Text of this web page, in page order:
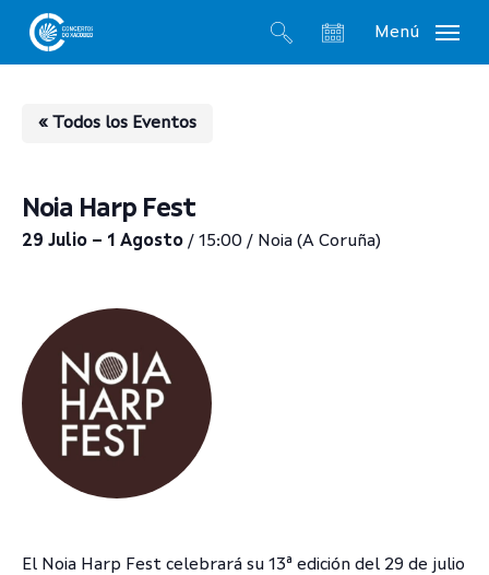
Menú
« Todos los Eventos
Noia Harp Fest
29 Julio – 1 Agosto / 15:00 / Noia (A Coruña)
El Noia Harp Fest celebrará su 13ª edición del 29 de julio